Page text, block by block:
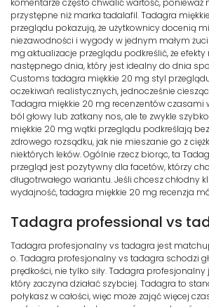
komentarze często chwalić wartość, ponieważ
przystępne niż marka tadalafil. Tadagra
przeglądu pokazują, że użytkownicy docenią
niezawodności i wygody w jednym małym
mg aktualizacje przeglądu podkreślić, że
następnego dnia, który jest idealny do dnia
Customs tadagra miękkie 20 mg styl
oczekiwań realistycznych, jednocześnie
Tadagra miękkie 20 mg recenzentów czasami
ból głowy lub zatkany nos, ale te zwykle
miękkie 20 mg wątki przeglądu podkreślają
zdrowego rozsądku, jak nie mieszanie go z
niektórych leków. Ogólnie rzecz biorąc, ta
przegląd jest pozytywny dla facetów, którzy
długotrwałego wariantu. Jeśli chcesz chłodny
wydajność, tadagra miękkie 20 mg recenzja
Tadagra professional vs
Tadagra profesjonalny vs tadagra jest
o. Tadagra profesjonalny vs tadagra schodzi
prędkości, nie tylko siły. Tadagra
który zaczyna działać szybciej. Tadagra to
połykasz w całości, więc może zająć więcej